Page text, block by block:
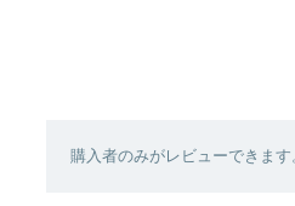
購入者のみがレビューできま